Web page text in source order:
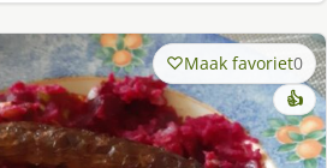
Maak favoriet0
👍